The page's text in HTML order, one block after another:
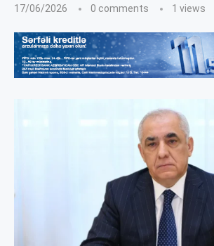
17/06/2026 0 comments 1 views